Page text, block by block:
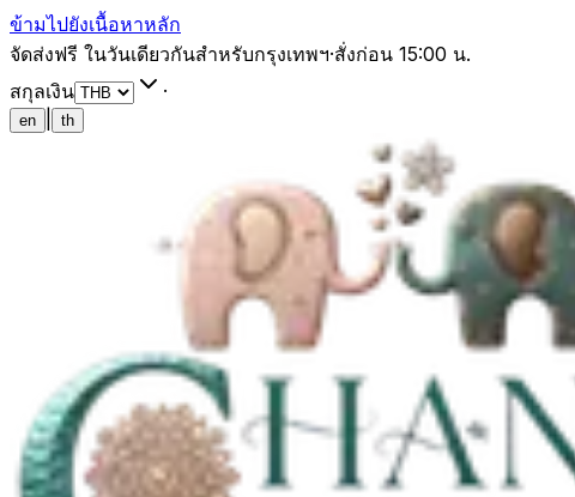
ข้ามไปยังเนื้อหาหลัก
จัดส่งฟรี ในวันเดียวกันสำหรับกรุงเทพฯ·สั่งก่อน 15:00 น.
สกุลเงิน
·
en th